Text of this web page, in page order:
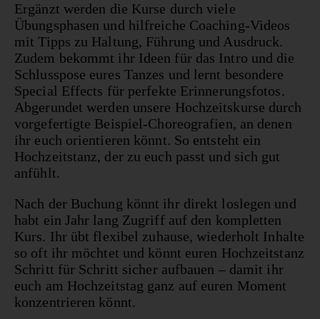
Ergänzt werden die Kurse durch viele
Übungsphasen und hilfreiche Coaching-Videos
mit Tipps zu Haltung, Führung und Ausdruck.
Zudem bekommt ihr Ideen für das Intro und die
Schlusspose eures Tanzes und lernt besondere
Special Effects für perfekte Erinnerungsfotos.
Abgerundet werden unsere Hochzeitskurse durch
vorgefertigte Beispiel-Choreografien, an denen
ihr euch orientieren könnt. So entsteht ein
Hochzeitstanz, der zu euch passt und sich gut
anfühlt.
Nach der Buchung könnt ihr direkt loslegen und
habt ein Jahr lang Zugriff auf den kompletten
Kurs. Ihr übt flexibel zuhause, wiederholt Inhalte
so oft ihr möchtet und könnt euren Hochzeitstanz
Schritt für Schritt sicher aufbauen – damit ihr
euch am Hochzeitstag ganz auf euren Moment
konzentrieren könnt.